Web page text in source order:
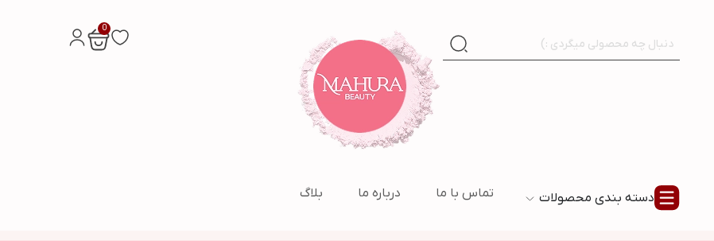
0
دسته بندی محصولات تماس با ما درباره ما بلاگ